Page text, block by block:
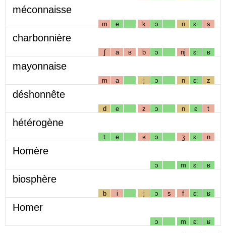
méconnaisse
m e k ɔ n ɛː s
charbonnière
ʃ a ʁ b ɔ nj ɛː ʁ
mayonnaise
m a j ɔ n ɛː z
déshonnête
d e z ɔ n ɛ t
hétérogène
t e ʁ ɔ ʒ ɛː n
Homère
ɔ m ɛː ʁ
biosphère
b i j ɔ s f ɛː ʁ
Homer
ɔ m ɛː ʁ